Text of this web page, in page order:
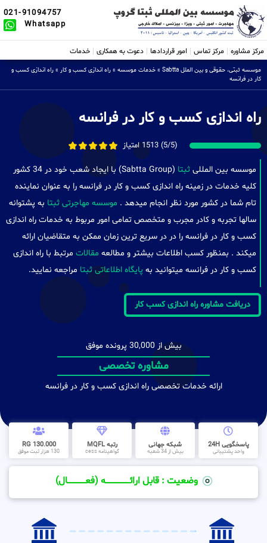
021-91094757
Whatsapp
مرکز مشاوره مرکز تماس امور قراردادها دعوت به همکاری خدمات
موسسه ثبتی، حقوقی و بین الملل Sabtta » خدمات موسسه » راه اندازی کسب و کار » راه اندازی کسب و
کار در فرانسه
راه اندازی کسب و کار در فرانسه
(5/5) 1513 امتیاز
موسسه بین المللی ثبتا
(Sabtta Group) با ایجاد شعب خود در 34 کشور
کلیه خدمات در زمینه راه اندازی کسب و کار در فرانسه را به عنوان نماینده
تام شما در کشور مورد نظر انجام میدهد . موسسه مهاجرتی ثبتا به پشتوانه
سالها تجربه و کادر مجرب و متخصص تمامی امور مربوط به خدمات راه اندازی
کسب و کار در فرانسه را در در سریع ترین زمان ممکن به متقاضیان ارائه
میکند . بمنظور کسب اطلاعات بیشتر و مطالعه مقالات مرتبط با راه اندازی
کسب و کار در فرانسه میتوانید به پایگاه اطلاعاتی ثبتا مراجعه نمایید.
دریافت مشاوره راه اندازی کسب کار
بیش از 30,000 پرونده موفق
مشاوره تخصصی
ارائه خدمات تخصصی راه اندازی کسب و کار در فرانسه
پاسخگویی 24H
واحد پشتیبانی
شبکه جهانی
بیش از 34 شعبه
رتبه MQFL
گواهینامه cess
130.000 RG
130 هزار ثبت موفق
وضعیت : قابل ارائــــــــــــــــــــه (فعـــــــــــــــال)